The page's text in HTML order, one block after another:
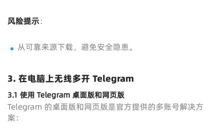
风险提示：
从可靠来源下载，避免安全隐患。
3. 在电脑上无线多开 Telegram
3.1 使用 Telegram 桌面版和网页版
Telegram 的桌面版和网页版是官方提供的多账号解决方
案：